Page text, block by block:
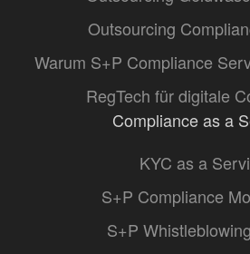
Outsourcing
Warum S+P Compliance
RegTech für digitale
Compliance as a
KYC as a
S+P Compliance
S+P